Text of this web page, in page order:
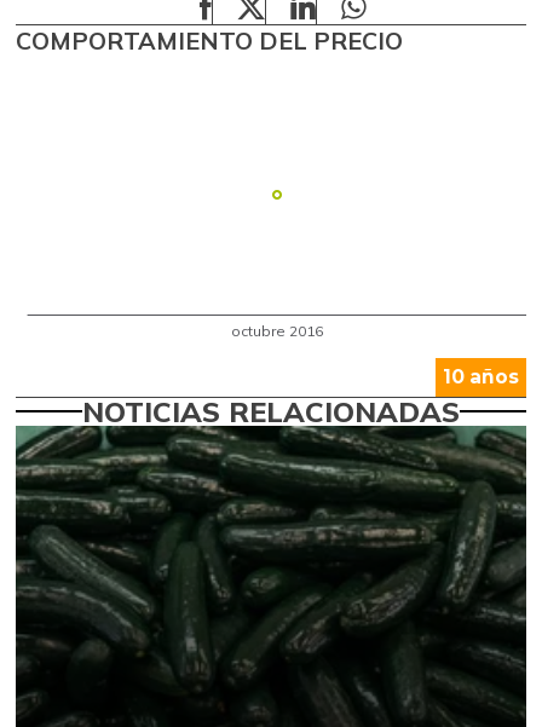
COMPORTAMIENTO DEL PRECIO
10 años
NOTICIAS RELACIONADAS